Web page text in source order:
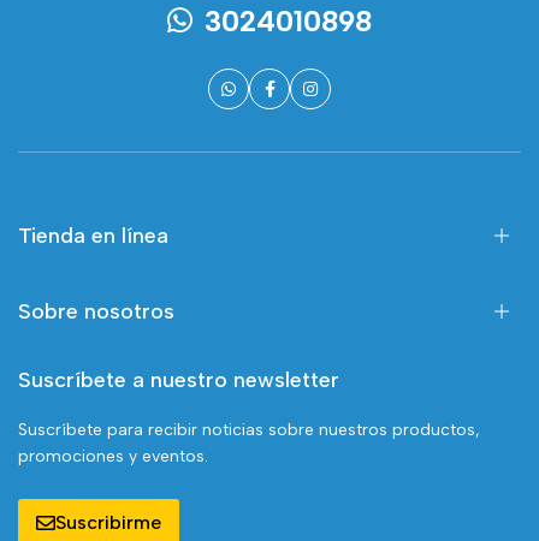
3024010898
Tienda en línea
Sobre nosotros
Suscríbete a nuestro newsletter
Suscríbete para recibir noticias sobre nuestros productos,
promociones y eventos.
Suscribirme